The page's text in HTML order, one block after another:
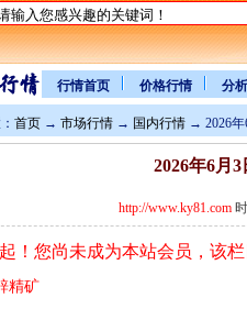
行情首页 价格行情 分
首页 → 市场行情 → 国内行情 → 2026
2026年6月
http://www.ky81.com时
！您尚未成为本站会员，该
精矿